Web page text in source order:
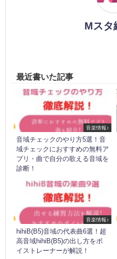
Mスタ
最近書いた記事
音楽情報♪
音域チェックのやり方5選！音
域チェックにおすすめの無料ア
プリ・曲で自分の歌える音域を
診断！
音楽情報♪
hihiB(B5)音域の代表曲6選！超
高音域hihiB(B5)の出し方をボ
イストレーナーが解説！